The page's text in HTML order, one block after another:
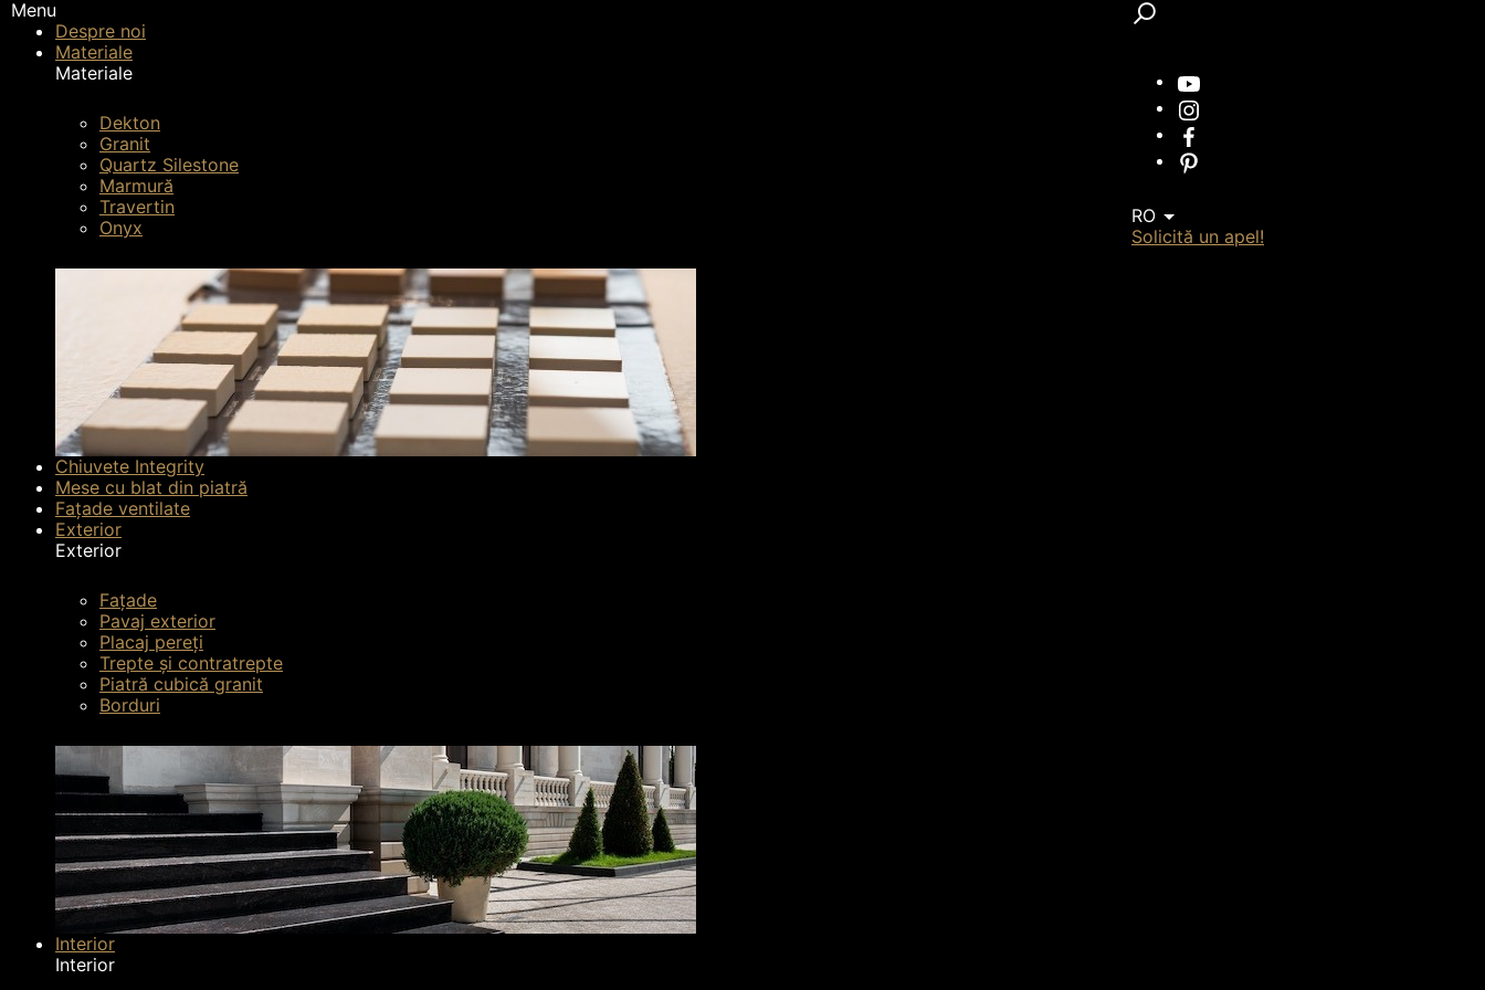
Menu
Despre noi
Materiale
Materiale
Dekton
Granit
Quartz Silestone
Marmură
Travertin
Onyx
Chiuvete Integrity
Mese cu blat din piatră
Fațade ventilate
Exterior
Exterior
Fațade
Pavaj exterior
Placaj pereți
Trepte și contratrepte
Piatră cubică granit
Borduri
Interior
Interior
RO
Solicită un apel!
Pagina principală